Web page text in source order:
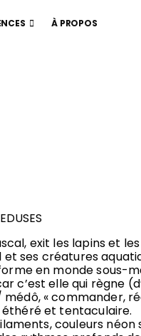
À PROPOS
exit les lapins et
ses créatures
en monde sous-
c’est elle qui règne
médô, « commander,
éthéré et tentaculaire.
couleurs